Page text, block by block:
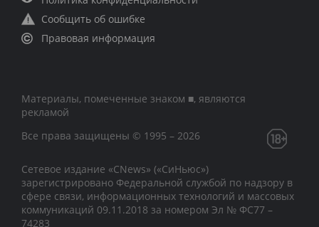
Сообщить об ошибке
Правовая информация
Материалы, помеченные знаком ■, являются
рекламой
Все права защищены © 1995 – 2026
Сетевое издание «CNews» («СиНьюс»)
зарегистрировано Федеральной службой по надзору в
сфере связи, информационных технологий и массовых
коммуникаций 09.11.2018 за номером Эл № ФС77 –
74283